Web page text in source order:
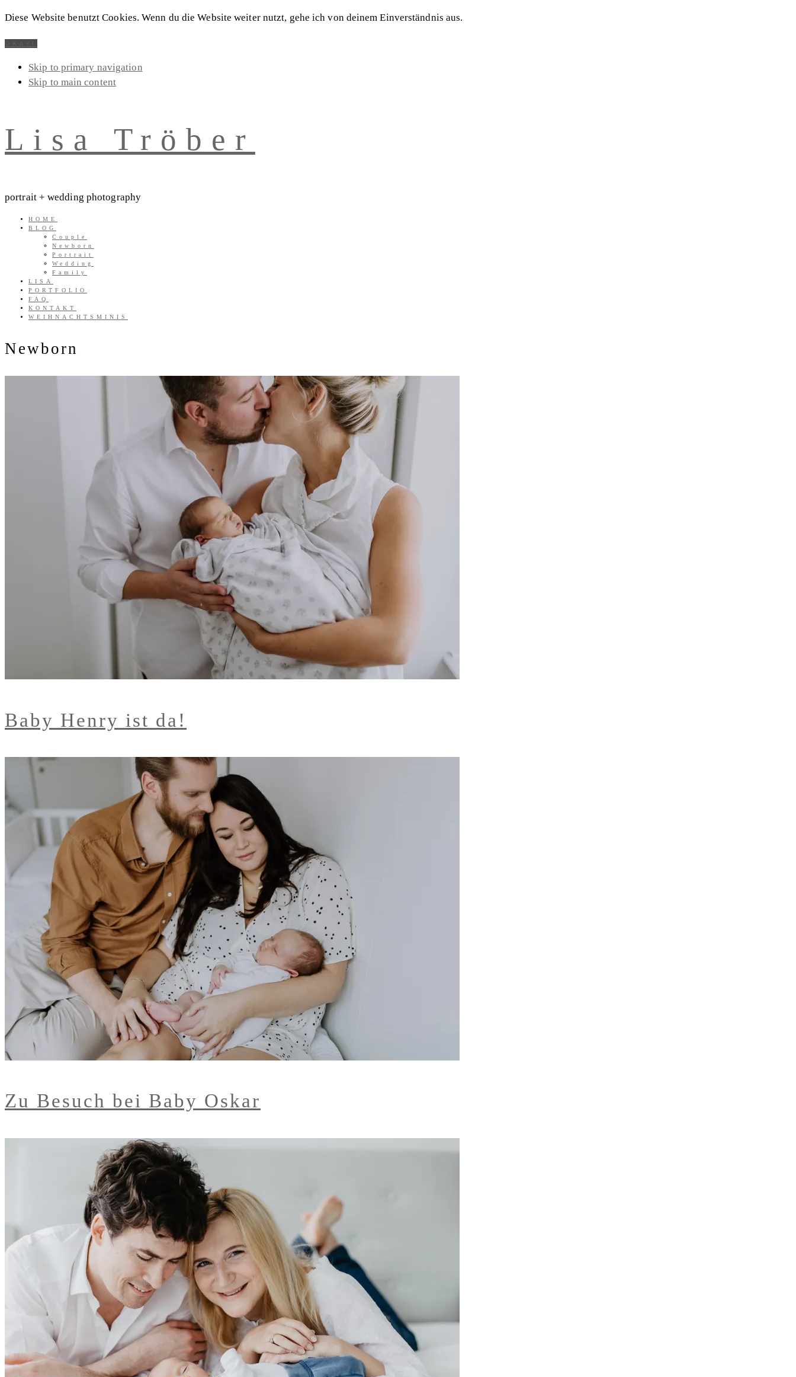
Diese Website benutzt Cookies. Wenn du die Website weiter nutzt, gehe ich von deinem Einverständnis aus.
OKAY!
Skip to primary navigation
Skip to main content
Lisa Tröber
portrait + wedding photography
HOME
BLOG
Couple
Newborn
Portrait
Wedding
Family
LISA
PORTFOLIO
FAQ
KONTAKT
WEIHNACHTSMINIS
Newborn
Baby Henry ist da!
Zu Besuch bei Baby Oskar